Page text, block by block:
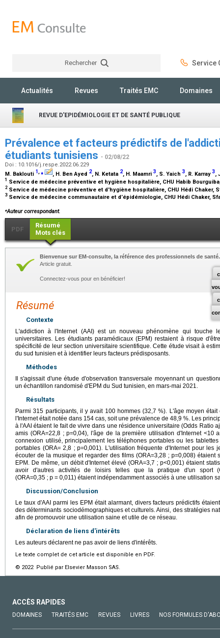
Rechercher Service
Actualités Revues Traités EMC Domaines
REVUE D'EPIDÉMIOLOGIE ET DE SANTÉ PUBLIQUE
Prévalence et facteurs prédictifs de
étudiants tunisiens - 02/08/22
Doi : 10.1016/j.respe.2022.06.229
M. Baklouti 1,⁎ , H. Ben Ayed 2, N. Ketata 2, H. Maamri 3, S. Yaich 3, R. Karray 3,
1 Service de médecine préventive et hygiène hospitalière, CHU Habib
2 Service de médecine préventive et d'hygiène hospitalière, CHU Hédi Chaker,
3 Service de médecine communautaire et d’épidémiologie, CHU Hédi Chaker,
⁎Auteur correspondant.
PDF
Résumé
Mots clés
Bienvenue sur EM-consulte, la référence des professionnels de santé.
Article gratuit.
Connectez-vous pour en bénéficier!
Résumé
Contexte
L'addiction à l'Internet (AAI) est un nouveau phénomène qui touche
universitaires. Les étudiants paramédicaux (EPM) restaient à risque
spécificité de leur section universitaire scientifique. Cette étude visait à
du sud tunisien et à identifier leurs facteurs prédisposants.
Méthodes
Il s'agissait d'une étude d'observation transversale moyennant un
un échantillon randomisé d'EPM du Sud tunisien, en mars-mai 2021.
Résultats
Parmi 315 participants, il y avait 100 hommes (32,7 %). L'âge moyen
l'Internet était notée dans 154 cas, soit une prévalence de 48,9 %. Les
à l'AAI étaient le fait de vivre dans une résidence universitaire (Odds Ratio
amis (ORA=22,8 ; p=0,04), l'âge de la première utilisation d'Internet <10
connexion utilisé, principalement les téléphones portables ou les
portables (ORA= 2,8 ; p=0,001). L'utilisation fréquente d'Internet pour les
écouter de la musique et regarder des films (ORA=3,28 ; p=0,008) étaient
EPM. De même, un débit d'Internet élevé (ORA=3,7 ; p<0,001) étaient
avoir d'autres activités de loisirs telles que la pratique d'un sport
(ORA=0,35 ; p = 0,011) étaient indépendamment associés à une utilisation
Discussion/Conclusion
Le taux d'AAI parmi les EPM était alarmant, divers facteurs prédictifs
des déterminants sociodémographiques et culturels. Ainsi, des stratégies
afin de promouvoir une utilisation saine et utile de ce réseau.
Déclaration de liens d'intérêts
Les auteurs déclarent ne pas avoir de liens d'intérêts.
Le texte complet de cet article est disponible en PDF.
© 2022 Publié par Elsevier Masson SAS.
ACCÈS RAPIDES
DOMAINES TRAITÉS EMC REVUES LIVRES NOS FORMULES